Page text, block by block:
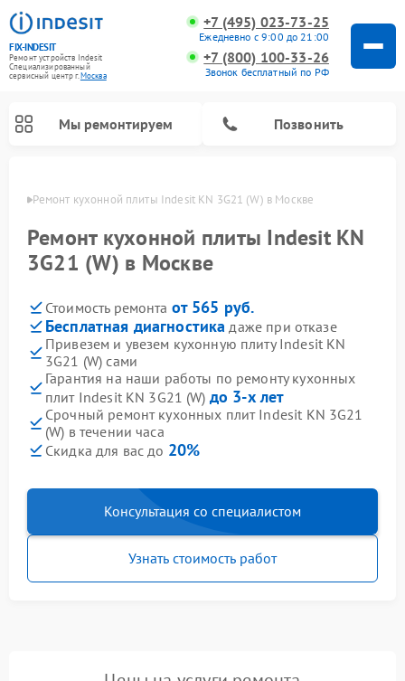
FIX-INDESIT
Ремонт устройств Indesit
Специализированный
cервисный центр г.Москва
+7 (495) 023-73-25
Ежедневно с 9:00 до 21:00
+7 (800) 100-33-26
Звонок бесплатный по РФ
Мы ремонтируем Позвонить
Ремонт кухонной плиты Indesit KN 3G21 (W) в Москве
Ремонт кухонной плиты Indesit KN
3G21 (W) в Москве
Стоимость ремонта от 565 руб.
Бесплатная диагностика даже при отказе
Привезем и увезем кухонную плиту Indesit KN
3G21 (W) сами
Гарантия на наши работы по ремонту кухонных
плит Indesit KN 3G21 (W) до 3-х лет
Срочный ремонт кухонных плит Indesit KN 3G21
(W) в течении часа
Скидка для вас до 20%
Консультация со специалистом
Узнать стоимость работ